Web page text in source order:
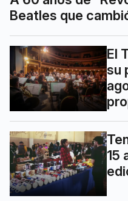
Beatles que
El
su
15